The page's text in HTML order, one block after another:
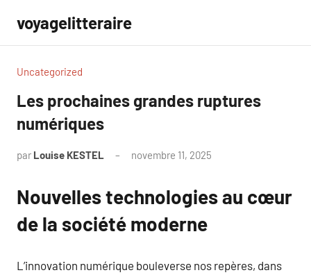
contenu
voyagelitteraire
Uncategorized
Les prochaines grandes ruptures
numériques
par Louise KESTEL novembre 11, 2025
Nouvelles technologies au cœur
de la société moderne
L’innovation numérique bouleverse nos repères, dans